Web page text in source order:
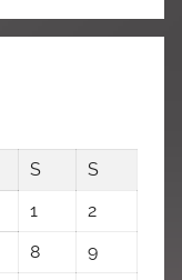
S
S
1
2
8
9